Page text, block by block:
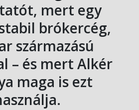
mert egy
brókercég,
származású
– és mert Alkér
maga is ezt